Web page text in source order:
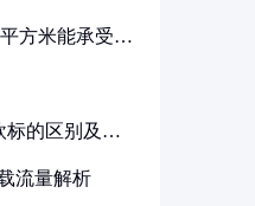
方米能承受多
标的区别及其
流量解析